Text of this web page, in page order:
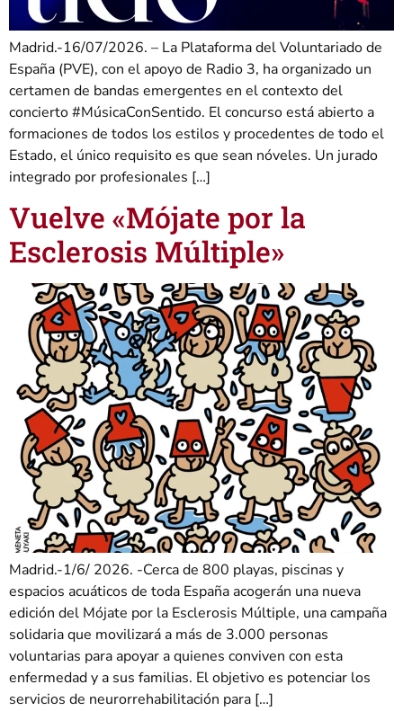
Madrid.-16/07/2026. – La Plataforma del Voluntariado de
España (PVE), con el apoyo de Radio 3, ha organizado un
certamen de bandas emergentes en el contexto del
concierto #MúsicaConSentido. El concurso está abierto a
formaciones de todos los estilos y procedentes de todo el
Estado, el único requisito es que sean nóveles. Un jurado
integrado por profesionales […]
Vuelve «Mójate por la
Esclerosis Múltiple»
Madrid.-1/6/ 2026. -Cerca de 800 playas, piscinas y
espacios acuáticos de toda España acogerán una nueva
edición del Mójate por la Esclerosis Múltiple, una campaña
solidaria que movilizará a más de 3.000 personas
voluntarias para apoyar a quienes conviven con esta
enfermedad y a sus familias. El objetivo es potenciar los
servicios de neurorrehabilitación para […]